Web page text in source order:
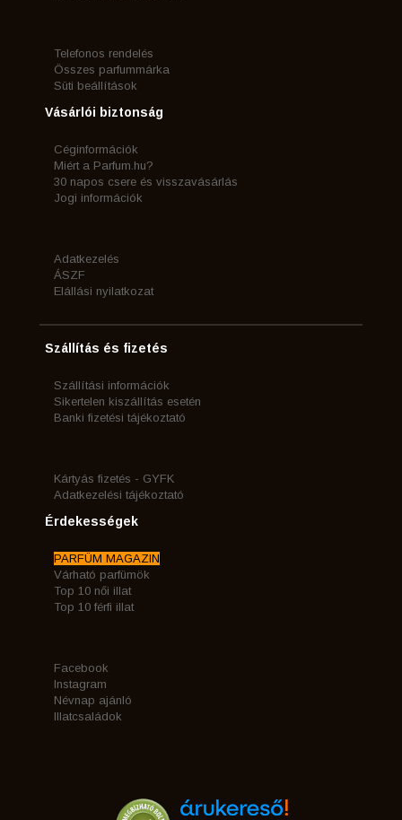
Telefonos rendelés
Összes parfummárka
Süti beállítások
Vásárlói biztonság
Céginformációk
Miért a Parfum.hu?
30 napos csere és visszavásárlás
Jogi információk
Adatkezelés
ÁSZF
Elállási nyilatkozat
Szállítás és fizetés
Szállítási információk
Sikertelen kiszállítás esetén
Banki fizetési tájékoztató
Kártyás fizetés - GYFK
Adatkezelési tájékoztató
Érdekességek
PARFÜM MAGAZIN
Várható parfümök
Top 10 női illat
Top 10 férfi illat
Facebook
Instagram
Névnap ajánló
Illatcsaládok